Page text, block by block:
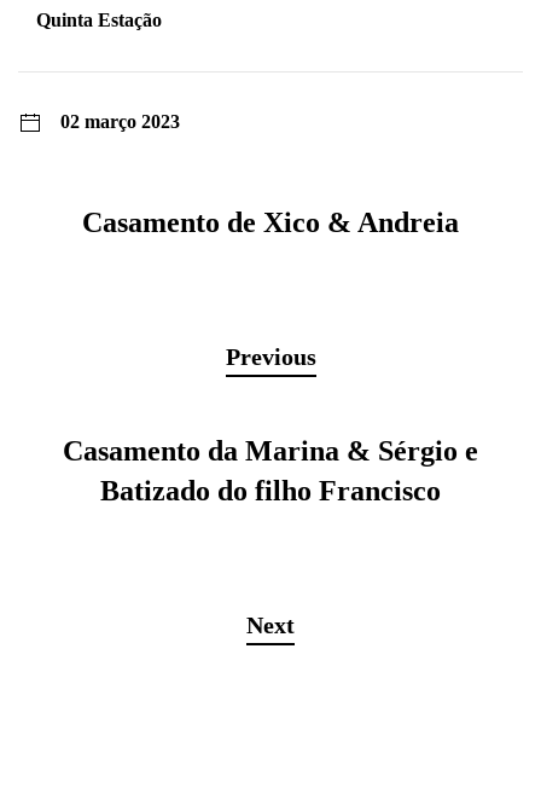
Quinta Estação
02 março 2023
Casamento de Xico & Andreia
Previous
Casamento da Marina & Sérgio e
Batizado do filho Francisco
Next